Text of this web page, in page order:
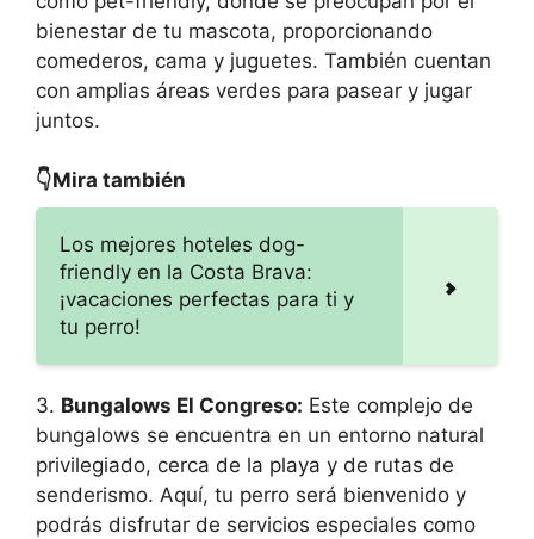
bienestar de tu mascota, proporcionando
comederos, cama y juguetes. También cuentan
con amplias áreas verdes para pasear y jugar
juntos.
👇Mira también
Los mejores hoteles dog-
friendly en la Costa Brava:
¡vacaciones perfectas para ti y
tu perro!
3. Bungalows El Congreso: Este complejo de
bungalows se encuentra en un entorno natural
privilegiado, cerca de la playa y de rutas de
senderismo. Aquí, tu perro será bienvenido y
podrás disfrutar de servicios especiales como